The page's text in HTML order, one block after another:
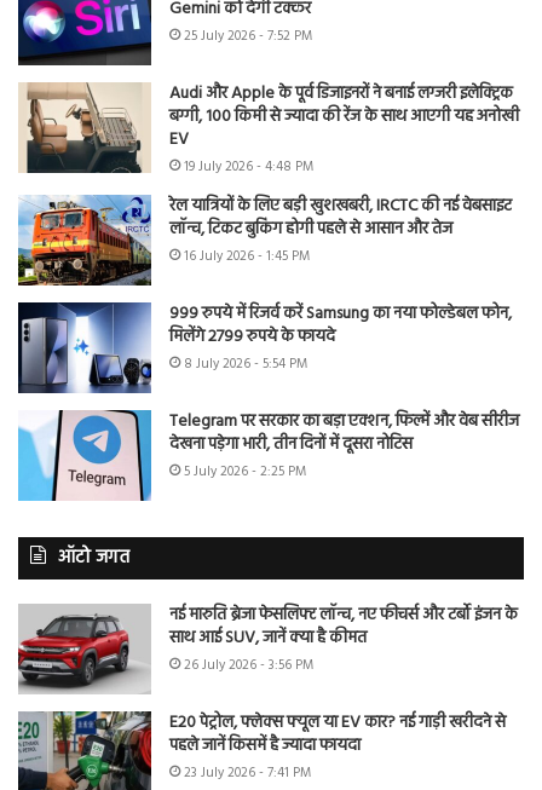
Gemini को देगी टक्कर
25 July 2026 - 7:52 PM
Audi और Apple के पूर्व डिजाइनरों ने बनाई लग्जरी इलेक्ट्रिक
बग्गी, 100 किमी से ज्यादा की रेंज के साथ आएगी यह अनोखी
EV
19 July 2026 - 4:48 PM
रेल यात्रियों के लिए बड़ी खुशखबरी, IRCTC की नई वेबसाइट
लॉन्च, टिकट बुकिंग होगी पहले से आसान और तेज
16 July 2026 - 1:45 PM
999 रुपये में रिजर्व करें Samsung का नया फोल्डेबल फोन,
मिलेंगे 2799 रुपये के फायदे
8 July 2026 - 5:54 PM
Telegram पर सरकार का बड़ा एक्शन, फिल्में और वेब सीरीज
देखना पड़ेगा भारी, तीन दिनों में दूसरा नोटिस
5 July 2026 - 2:25 PM
ऑटो जगत
नई मारुति ब्रेजा फेसलिफ्ट लॉन्च, नए फीचर्स और टर्बो इंजन के
साथ आई SUV, जानें क्या है कीमत
26 July 2026 - 3:56 PM
E20 पेट्रोल, फ्लेक्स फ्यूल या EV कार? नई गाड़ी खरीदने से
पहले जानें किसमें है ज्यादा फायदा
23 July 2026 - 7:41 PM